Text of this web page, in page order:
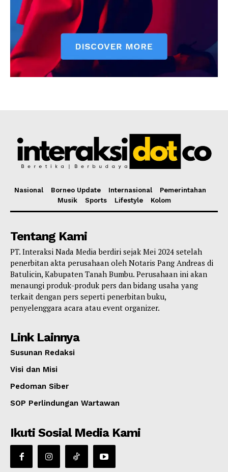
Nasional Borneo Update Internasional
Pemerintahan
Musik
Sports Lifestyle Kolom
Tentang Kami
PT. Interaksi Nada Media berdiri sejak Mei 2024 setelah
penerbitan akta perusahaan oleh Notaris Pang Andreas di
Batulicin, Kabupaten Tanah Bumbu. Perusahaan ini akan
menaungi produk-produk pers dan bidang usaha yang
terkait dengan pers seperti penerbitan buku,
penyelenggara acara atau event organizer.
Link Lainnya
Susunan Redaksi
Visi dan Misi
Pedoman Siber
SOP Perlindungan Wartawan
Ikuti Sosial Media Kami